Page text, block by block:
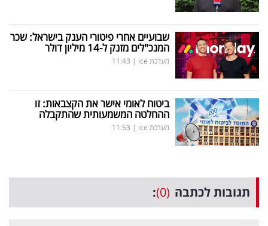
שבועיים אחרי פיטורי הענק בישראל: שכר
המנכ"לים מזנק ל-14 מיליון דולר
מערכת ice |
11:43
ביטוח לאומי אישר את הקצבאות: זו
ההחלטה המשמעותית שהתקבלה
מערכת ice |
11:53
תגובות לכתבה (0)
: